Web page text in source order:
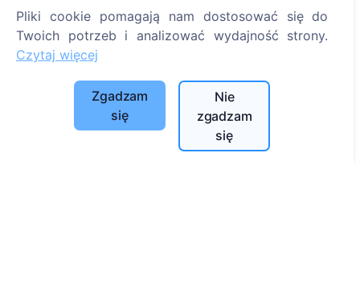
Szukaj
Kontakty
Pliki cookie pomagają nam dostosować się do
Twoich potrzeb i analizować wydajność strony.
Czytaj więcej
Zgadzam
się
Nie
zgadzam
się